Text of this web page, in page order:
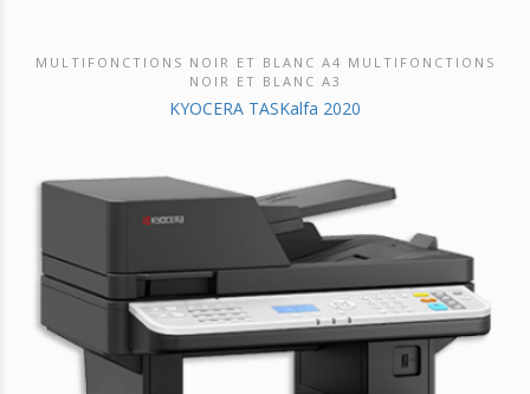
DÉCOUVRIR CE PRODUIT
MULTIFONCTIONS NOIR ET BLANC A4 MULTIFONCTIONS
NOIR ET BLANC A3
KYOCERA TASKalfa 2020